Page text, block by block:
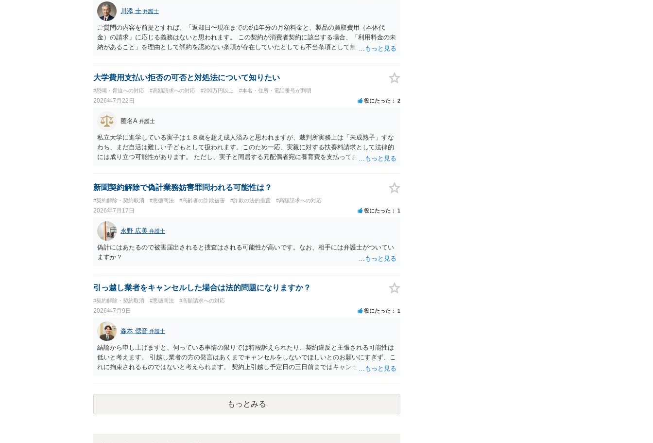
川添 圭 弁護士
ご質問の内容を前提とすれば、「返却日〜現在までの約1年分の月額料金と、製品の買取費用（本体代
金）の請求」に応じる義務はないと思われます。 この契約が消費者契約に該当する場合、「利用料金の未
納があること」を理由として解約を認めない条項が存在していたとしても不当条項として無効になると解
うな条項は存在しないので請求自体が不当ということになります。 メールでのやり取りも証拠になります
ので、あなたとしては、毅然と請求を拒絶することを伝えるべきでしょう（ただし未納料金があることに
いう対応を考えられます。訴訟で解決するのが一番ですが、相手方が遠方である場合は遠方の裁判所で提
訴される可能性もありますので、（費用はかかってしまいますが）弁護士へ依頼して正式な拒絶回答を送
ることも検討した方がよいかもしれません。
大学費用支払い拒否の可否と対処法について知りたい
#恐喝・脅迫への対応 #高額請求への対応 #200万円以上 #本名・住所・電話番号が判明
2026年7月22日 役にたった 2
匿名A 弁護士
私立大学に進学している実子は１８歳を超え成人済みと思われますが、裁判所実務上は「未成熟子」すな
わち、まだ自活は難しい子どもとして扱われます。このため一応、実親に対する扶養料請求として法律的
には成り立つ可能性があります。 ただし、実子と同居する元配偶者宛に養育費を支払っており、当該養育
ないという事情も存在します。 こうした場合には、支払を拒んだとしても学費の請求が裁判所によって強
制される可能性は低いといえます。 以上整理したとおり、貴殿の事情を説明し支払えないと実子に伝える
新聞契約解除で偽計業務妨害罪問われる可能性は？
#契約解除・契約取消 #悪徳商法 #高齢者の詐欺被害 #詐欺の法的措置 #高額請求への対応
2026年7月17日 役にたった 1
永野 広美 弁護士
偽計にはあたるので被害届出されると捜査はされる可能性が高いです。なお、相手には弁護士がついてい
ますか？
引っ越し業者をキャンセルした場合は法的問題になりますか？
#契約解除・契約取消 #悪徳商法 #高額請求への対応
2026年7月9日 役にたった 1
森本 偲音 弁護士
結論から申し上げますと、伺っている事情の限りでは特段訴えられたり、契約違反と主張される可能性は
低いと考えます。 引越し業者の方の発言はあくまでキャンセルをしないでほしいとのお願いにすぎず、こ
れに拘束されるものではないと考えられます。 契約上引越し予定日の三日前まではキャンセル料無料との
も、キャンセル料が必要になるかもしれませんが、キャンセルは可能かと存じます。 以上、ご参考まで
に。
もっとみる